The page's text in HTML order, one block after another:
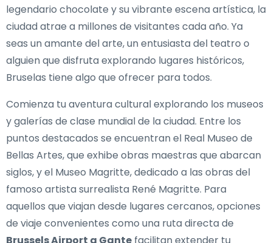
legendario chocolate y su vibrante escena artística, la
ciudad atrae a millones de visitantes cada año. Ya
seas un amante del arte, un entusiasta del teatro o
alguien que disfruta explorando lugares históricos,
Bruselas tiene algo que ofrecer para todos.
Comienza tu aventura cultural explorando los museos
y galerías de clase mundial de la ciudad. Entre los
puntos destacados se encuentran el Real Museo de
Bellas Artes, que exhibe obras maestras que abarcan
siglos, y el Museo Magritte, dedicado a las obras del
famoso artista surrealista René Magritte. Para
aquellos que viajan desde lugares cercanos, opciones
de viaje convenientes como una ruta directa de